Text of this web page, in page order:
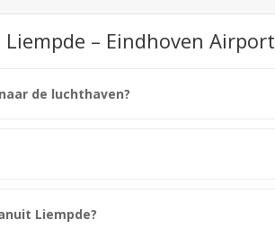
– Eindhoven Airport
de luchthaven?
Liempde?